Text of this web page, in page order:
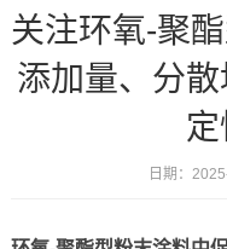
关注环氧-聚
添加量、分
日期：